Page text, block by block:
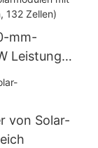
mm-
Leistung
von Solar-